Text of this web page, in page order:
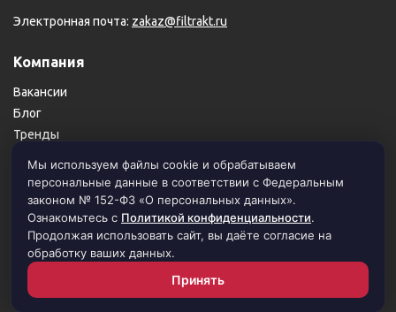
Электронная почта: zakaz@filtrakt.ru
Компания
Вакансии
Блог
Тренды
Карта сайта
Пользовательское соглашение
Политика конфиденциальности
© 1999–2026 Филимоновский тракт. Все права защищены.
Мы используем файлы cookie и обрабатываем
персональные данные в соответствии с Федеральным
законом № 152-ФЗ «О персональных данных».
Ознакомьтесь с Политикой конфиденциальности.
Продолжая использовать сайт, вы даёте согласие на
обработку ваших данных.
Принять